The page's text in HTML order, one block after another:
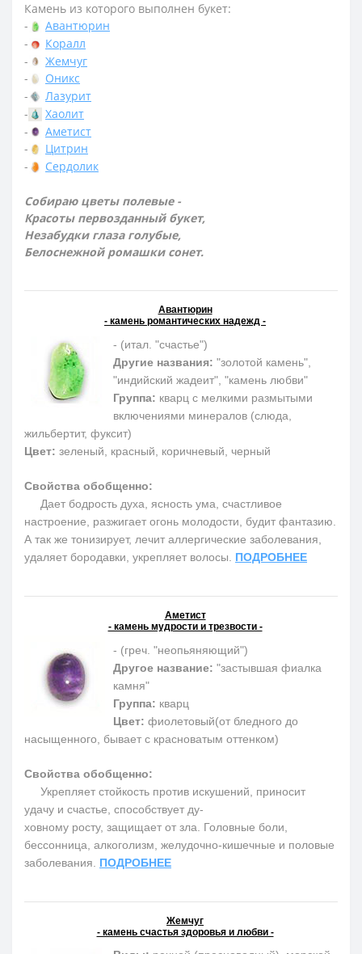
Камень из которого выполнен букет:
-
Авантюрин
-
Коралл
-
Жемчуг
-
Оникс
-
Лазурит
-
Хаолит
-
Аметист
-
Цитрин
-
Сердолик
Собираю цветы полевые -
Красоты первозданный букет,
Незабудки глаза голубые,
Белоснежной ромашки сонет.
Авантюрин
- камень романтических надежд -
- (итал. "счастье")
Другие названия: "золотой камень",
"индийский жадеит", "камень любви"
Группа: кварц с мелкими размытыми
включениями минералов (слюда,
жильбертит, фуксит)
Цвет: зеленый, красный, коричневый, черный
Свойства обобщенно:
Дает бодрость духа, ясность ума, счастливое
настроение, разжигает огонь молодости, будит фантазию.
А так же тонизирует, лечит аллергические заболевания,
удаляет бородавки, укрепляет волосы. ПОДРОБНЕЕ
Аметист
- камень мудрости и трезвости -
- (греч. "неопьяняющий")
Другое название: "застывшая фиалка
камня"
Группа: кварц
Цвет: фиолетовый(от бледного до
насыщенного, бывает с красноватым оттенком)
Свойства обобщенно:
Укрепляет стойкость против искушений, приносит
удачу и счастье, способствует ду-
ховному росту, защищает от зла. Головные боли,
бессонница, алкоголизм, желудочно-кишечные и половые
заболевания. ПОДРОБНЕЕ
Жемчуг
- камень счастья здоровья и любви -